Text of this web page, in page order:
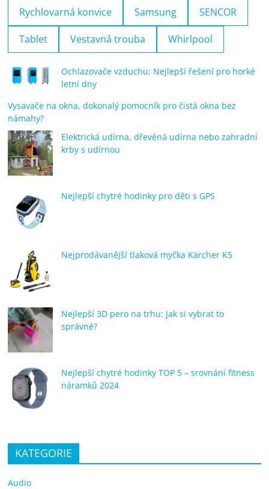
Rychlovarná konvice Samsung SENCOR
Tablet Vestavná trouba Whirlpool
Ochlazovače vzduchu: Nejlepší řešení pro horké
letní dny
Vysavače na okna, dokonalý pomocník pro čistá okna bez
námahy?
Elektrická udírna, dřevěná udírna nebo zahradní
krby s udírnou
Nejlepší chytré hodinky pro děti s GPS
Nejprodávanější tlaková myčka Kärcher K5
Nejlepší 3D pero na trhu: Jak si vybrat to
správné?
Nejlepší chytré hodinky TOP 5 – srovnání fitness
náramků 2024
KATEGORIE
Audio